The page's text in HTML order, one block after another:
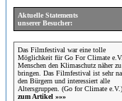
Aktuelle Statements
unserer Besucher:
Das Filmfestival war eine tolle
Möglichkeit für Go For Climate e.V.,
Menschen den Klimaschutz näher zu
bringen. Das Filmfestival ist sehr
den Bürgern und interessiert alle
Altersgruppen. (Go for Climate
zum Artikel »»»